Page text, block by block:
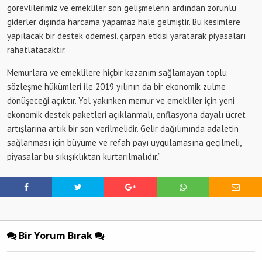
görevlilerimiz ve emekliler son gelişmelerin ardından zorunlu
giderler dışında harcama yapamaz hale gelmiştir. Bu kesimlere
yapılacak bir destek ödemesi, çarpan etkisi yaratarak piyasaları
rahatlatacaktır.
Memurlara ve emeklilere hiçbir kazanım sağlamayan toplu
sözleşme hükümleri ile 2019 yılının da bir ekonomik zulme
dönüşeceği açıktır. Yol yakınken memur ve emekliler için yeni
ekonomik destek paketleri açıklanmalı, enflasyona dayalı ücret
artışlarına artık bir son verilmelidir. Gelir dağılımında adaletin
sağlanması için büyüme ve refah payı uygulamasına geçilmeli,
piyasalar bu sıkışıklıktan kurtarılmalıdır.”
Bir Yorum Bırak